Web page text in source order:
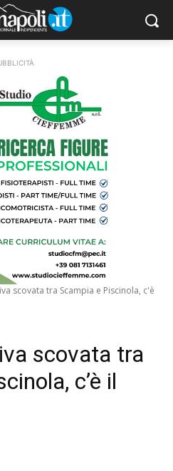
scovata tra Scampia e Piscinola, c'è
scovata tra
c’è il